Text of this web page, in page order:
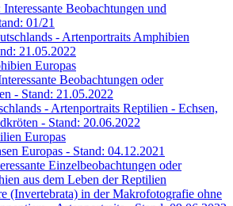
Interessante Beobachtungen und
01/21
- Artenportraits Amphibien
21.05.2022
Europas
Beobachtungen oder
- Stand: 21.05.2022
- Artenportraits Reptilien - Echsen,
- Stand: 20.06.2022
Europas
Europas - Stand: 04.12.2021
Einzelbeobachtungen oder
aus dem Leben der Reptilien
(Invertebrata) in der Makrofotografie ohne